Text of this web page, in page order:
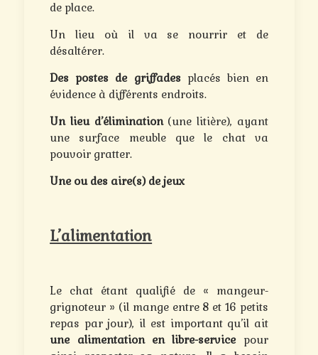
de place.
Un lieu où il va se nourrir et de
désaltérer.
Des postes de griffadesplacés bien en
évidence à différents endroits.
Un lieu d’élimination(une litière), ayant
une surface meuble que le chat va
pouvoir gratter.
Une ou des aire(s) de jeux
L’alimentation
Le chat étant qualifié de « mangeur-
grignoteur » (il mange entre 8 et 16 petits
repas par jour), il est important qu’il ait
une alimentation en libre-servicepour